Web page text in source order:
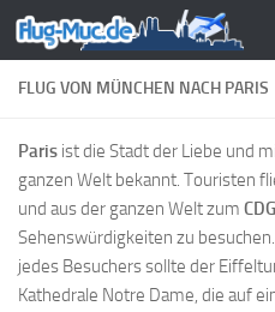
Zum Inhalt springen
FLUG VON MÜNCHEN NACH PARIS
Paris ist die Stadt der Liebe und
ganzen Welt bekannt. Touristen
und aus der ganzen Welt zum CDG
Sehenswürdigkeiten zu
jedes Besuchers sollte der
Kathedrale Notre Dame, die auf